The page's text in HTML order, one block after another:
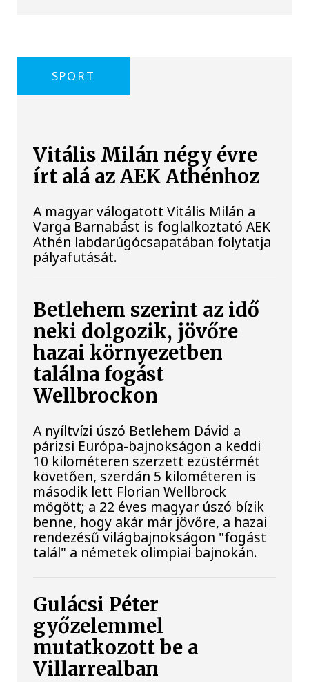
SPORT
Vitális Milán négy évre
írt alá az AEK Athénhoz
A magyar válogatott Vitális Milán a
Varga Barnabást is foglalkoztató AEK
Athén labdarúgócsapatában folytatja
pályafutását.
Betlehem szerint az idő
neki dolgozik, jövőre
hazai környezetben
találna fogást
Wellbrockon
A nyíltvízi úszó Betlehem Dávid a
párizsi Európa-bajnokságon a keddi
10 kilométeren szerzett ezüstérmét
követően, szerdán 5 kilométeren is
második lett Florian Wellbrock
mögött; a 22 éves magyar úszó bízik
benne, hogy akár már jövőre, a hazai
rendezésű világbajnokságon "fogást
talál" a németek olimpiai bajnokán.
Gulácsi Péter
győzelemmel
mutatkozott be a
Villarrealban